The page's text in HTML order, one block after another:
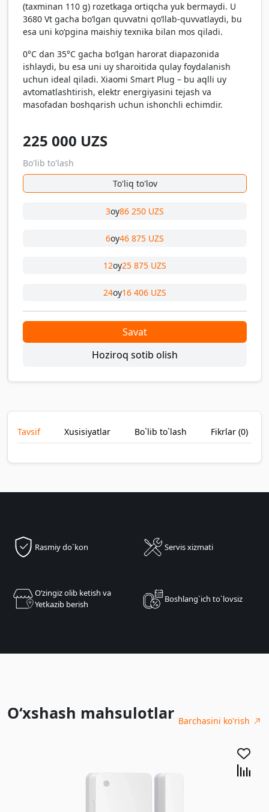
(taxminan 110 g) rozetkaga ortiqcha yuk bermaydi. U
3680 Vt gacha bo‘lgan quvvatni qo‘llab-quvvatlaydi, bu
esa uni ko‘pgina maishiy texnika bilan mos qiladi.
0°C dan 35°C gacha bo‘lgan harorat diapazonida
ishlaydi, bu esa uni uy sharoitida qulay foydalanish
uchun ideal qiladi. Xiaomi Smart Plug – bu aqlli uy
avtomatlashtirish, elektr energiyasini tejash va
masofadan boshqarish uchun ishonchli echimdir.
225 000 UZS
Bo'lib to'lash
To'liq to'lov
3oy86 250 UZS
6oy46 875 UZS
12oy25 875 UZS
24oy16 406 UZS
Savat
Hoziroq sotib olish
Tavsif Xusisiyatlar Bo`lib to`lash Fikrlar (0)
Rasmiy do`kon Servis xizmati
Oʻzingiz olib ketish va
Yetkazib berish
Boshlang`ich to`lovsiz
O‘xshash mahsulotlar Barchasini ko'rish